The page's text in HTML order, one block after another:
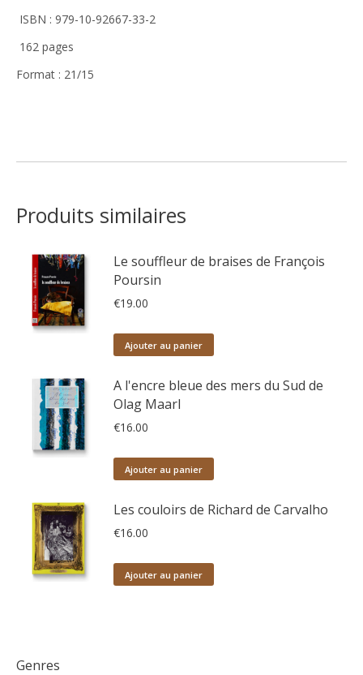
ISBN : 979-10-92667-33-2
162 pages
Format : 21/15
Produits similaires
Le souffleur de braises de François
Poursin
€19.00
Ajouter au panier
A l'encre bleue des mers du Sud de
Olag Maarl
€16.00
Ajouter au panier
Les couloirs de Richard de Carvalho
€16.00
Ajouter au panier
Genres